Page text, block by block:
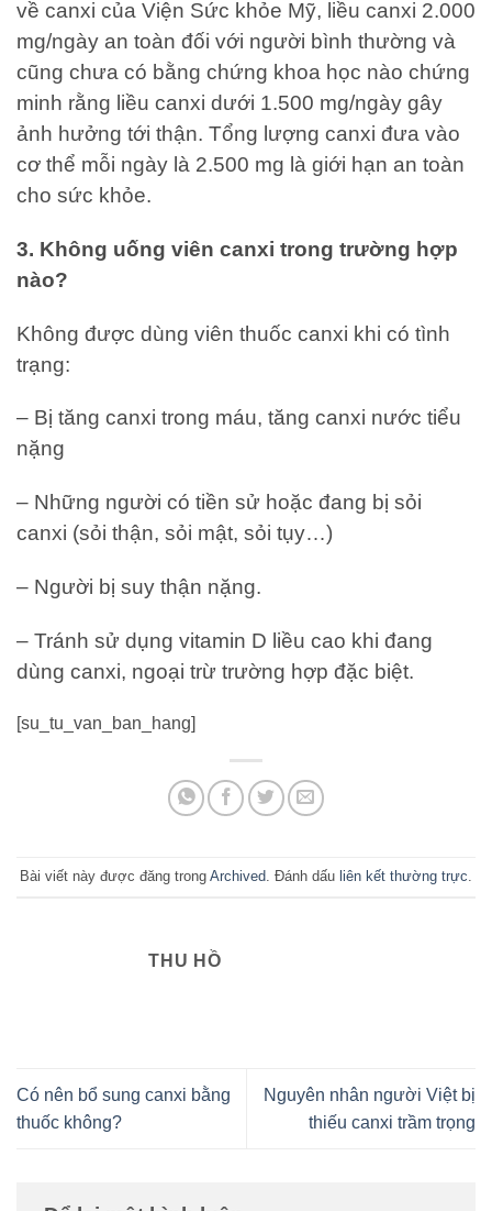
về canxi của Viện Sức khỏe Mỹ, liều canxi 2.000
mg/ngày an toàn đối với người bình thường và
cũng chưa có bằng chứng khoa học nào chứng
minh rằng liều canxi dưới 1.500 mg/ngày gây
ảnh hưởng tới thận. Tổng lượng canxi đưa vào
cơ thể mỗi ngày là 2.500 mg là giới hạn an toàn
cho sức khỏe.
3. Không uống viên canxi trong trường hợp
nào?
Không được dùng viên thuốc canxi khi có tình
trạng:
– Bị tăng canxi trong máu, tăng canxi nước tiểu
nặng
– Những người có tiền sử hoặc đang bị sỏi
canxi (sỏi thận, sỏi mật, sỏi tụy…)
– Người bị suy thận nặng.
– Tránh sử dụng vitamin D liều cao khi đang
dùng canxi, ngoại trừ trường hợp đặc biệt.
[su_tu_van_ban_hang]
Bài viết này được đăng trong Archived . Đánh dấu liên kết thường trực
THU HỒ
Có nên bổ sung canxi bằng
thuốc không?
Nguyên nhân người Việt bị
thiếu canxi trầm trọng